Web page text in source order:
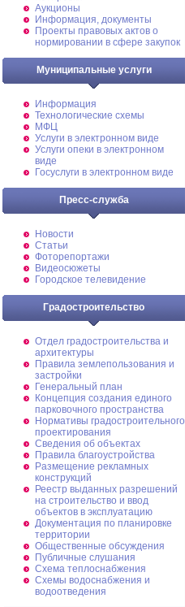
Аукционы
Информация, документы
Проекты правовых актов о
нормировании в сфере закупок
Муниципальные услуги
Информация
Технологические схемы
МФЦ
Услуги в электронном виде
Услуги опеки в электронном
виде
Госуслуги в электронном виде
Пресс-служба
Новости
Статьи
Фоторепортажи
Видеосюжеты
Городское телевидение
Градостроительство
Отдел градостроительства и
архитектуры
Правила землепользования и
застройки
Генеральный план
Концепция создания единого
парковочного пространства
Нормативы градостроительного
проектирования
Сведения об объектах
Правила благоустройства
Размещение рекламных
конструкций
Реестр выданных разрешений
на строительство и ввод
объектов в эксплуатацию
Документация по планировке
территории
Общественные обсуждения
Публичные слушания
Схема теплоснабжения
Схемы водоснабжения и
водоотведения